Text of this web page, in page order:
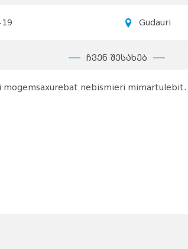
Gudauri
ჩვენ შესახებ
mogemsaxurebat nebismieri mimartulebit.